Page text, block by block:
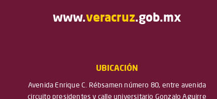
www.veracruz.gob.mx
UBICACIÓN
Avenida Enrique C. Rébsamen número 80, entre avenida
circuito presidentes y calle universitario Gonzalo Aguirre